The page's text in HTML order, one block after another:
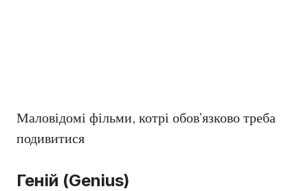
Маловідомі фільми, котрі обов’язково треба
подивитися
Геній (Genius)